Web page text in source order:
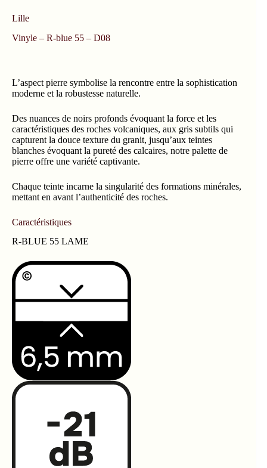
Lille
Vinyle – R-blue 55 – D08
L’aspect pierre symbolise la rencontre entre la sophistication
moderne et la robustesse naturelle.
Des nuances de noirs profonds évoquant la force et les
caractéristiques des roches volcaniques, aux gris subtils qui
capturent la douce texture du granit, jusqu’aux teintes
blanches évoquant la pureté des calcaires, notre palette de
pierre offre une variété captivante.
Chaque teinte incarne la singularité des formations minérales,
mettant en avant l’authenticité des roches.
Caractéristiques
R-BLUE 55 LAME